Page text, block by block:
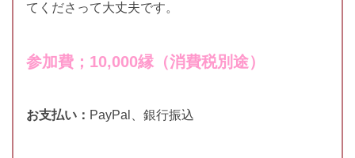
てくださって大丈夫です。
参加費；10,000縁（消費税別途）
お支払い： PayPal、銀行振込